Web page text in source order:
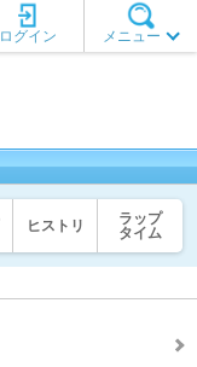
メニュー
ログイン
ヒストリ
ラップ
タイム